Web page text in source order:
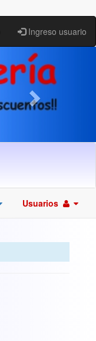
Ingreso usuario
Usuarios